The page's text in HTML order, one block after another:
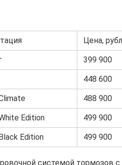
Цена,
399 900
448 600
488 900
Edition 499 900
Edition 499 900
системой тормозов с